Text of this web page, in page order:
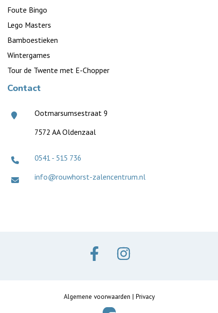
Foute Bingo
Lego Masters
Bamboestieken
Wintergames
Tour de Twente met E-Chopper
Contact
Ootmarsumsestraat 9
7572 AA Oldenzaal
0541 - 515 736
info@rouwhorst-zalencentrum.nl
Algemene voorwaarden | Privacy